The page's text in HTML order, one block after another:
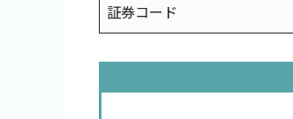
証券コード